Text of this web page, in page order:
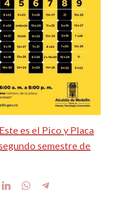
Este es el Pico y Placa
semestre de